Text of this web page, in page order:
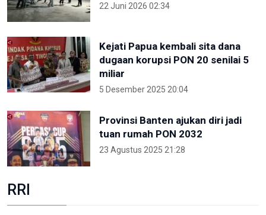
22 Juni 2026 02:34
Kejati Papua kembali sita dana
dugaan korupsi PON 20 senilai 5
miliar
5 Desember 2025 20:04
Provinsi Banten ajukan diri jadi
tuan rumah PON 2032
23 Agustus 2025 21:28
RRI